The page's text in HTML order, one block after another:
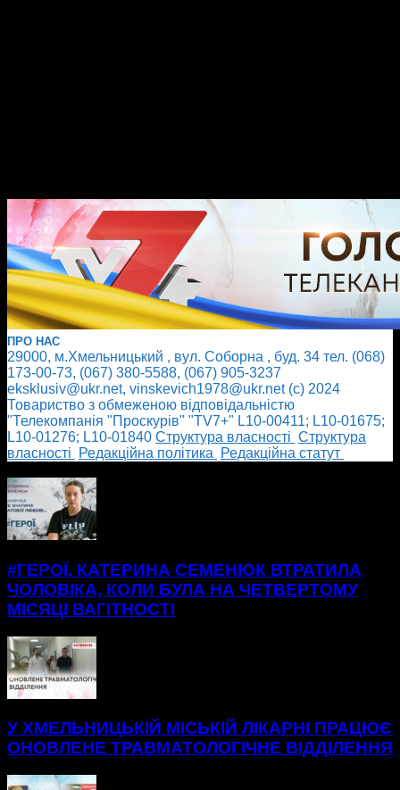
ПРО НАС
29000, м.Хмельницький , вул. Соборна , буд. 34 тел. (068)
173-00-73, (067) 380-5588, (067) 905-3237
eksklusiv@ukr.net, vinskevich1978@ukr.net (с) 2024
Товариство з обмеженою відповідальністю
"Телекомпанія "Проскурів" "TV7+" L10-00411; L10-01675;
L10-01276; L10-01840 Cтруктура власності Cтруктура
власності
Редакційна політика
Редакційна статут
#ГЕРОЇ. КАТЕРИНА СЕМЕНЮК ВТРАТИЛА
ЧОЛОВІКА, КОЛИ БУЛА НА ЧЕТВЕРТОМУ
МІСЯЦІ ВАГІТНОСТІ
У ХМЕЛЬНИЦЬКІЙ МІСЬКІЙ ЛІКАРНІ ПРАЦЮЄ
ОНОВЛЕНЕ ТРАВМАТОЛОГІЧНЕ ВІДДІЛЕННЯ